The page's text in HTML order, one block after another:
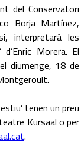
del Conservatori
Borja Martínez,
interpretarà les
d’Enric Morera. El
diumenge, 18 de
tenen un preu
Kursaal o per
.